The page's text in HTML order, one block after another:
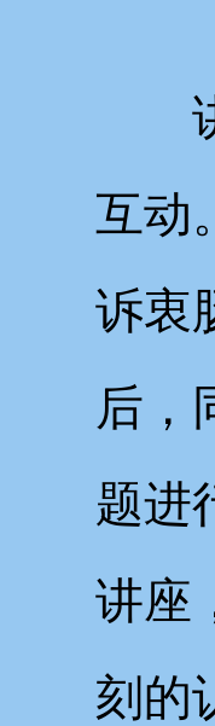
互动
诉衷
后，
题进
讲座
刻的